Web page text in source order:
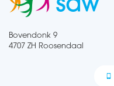
Bovendonk 9
4707 ZH Roosendaal